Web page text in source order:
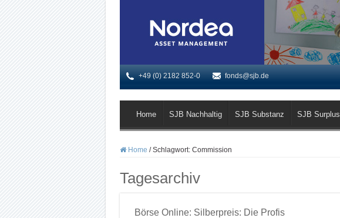
+49 (0) 2182 852-0 fonds@sjb.de
Home SJB Nachhaltig SJB Substanz SJB Surplus
Home / Schlagwort: Commission
Tagesarchiv
Börse Online: Silberpreis: Die Profis